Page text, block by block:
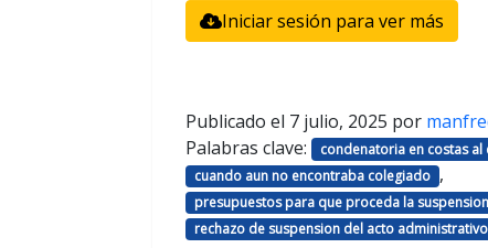
Iniciar sesión para ver más
Publicado el 7 julio, 2025 por
Palabras clave:
condenatoria en costas
cuando aun no encontraba colegiado ,
presupuestos para que proceda la
rechazo de suspension del acto administrativo